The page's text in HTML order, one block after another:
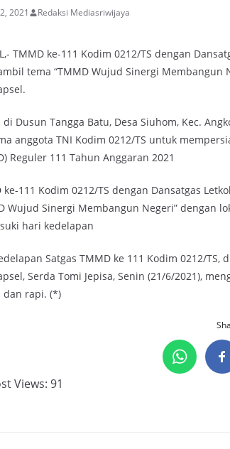
2021 Redaksi Mediasriwijaya
TMMD ke-111 Kodim 0212/TS dengan
tema “TMMD Wujud Sinergi Membangun
di Dusun Tangga Batu, Desa Siuhom, Kec.
anggota TNI Kodim 0212/TS untuk
Reguler 111 Tahun Anggaran 2021
ke-111 Kodim 0212/TS dengan Dansatgas
Wujud Sinergi Membangun Negeri” dengan
hari kedelapan
Satgas TMMD ke 111 Kodim 0212/TS,
Serda Tomi Jepisa, Senin (21/6/2021),
dan rapi. (*)
Views: 91